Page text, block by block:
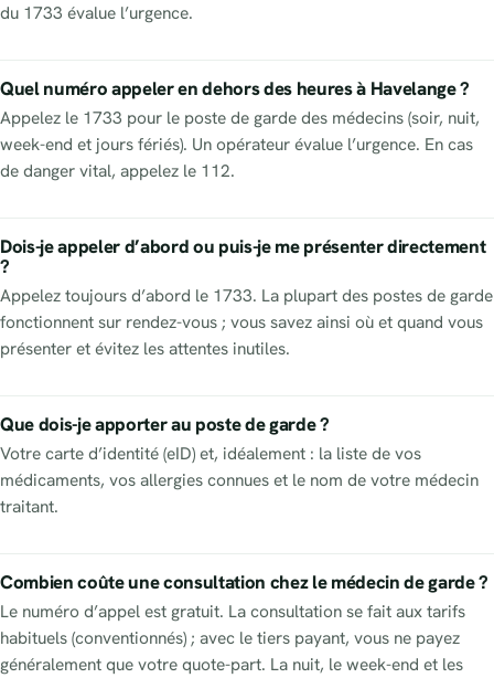
du 1733 évalue l’urgence.
Quel numéro appeler en dehors des heures à Havelange ?
Appelez le 1733 pour le poste de garde des médecins (soir, nuit,
week-end et jours fériés). Un opérateur évalue l’urgence. En cas
de danger vital, appelez le 112.
Dois-je appeler d’abord ou puis-je me présenter directement
?
Appelez toujours d’abord le 1733. La plupart des postes de garde
fonctionnent sur rendez-vous ; vous savez ainsi où et quand vous
présenter et évitez les attentes inutiles.
Que dois-je apporter au poste de garde ?
Votre carte d’identité (eID) et, idéalement : la liste de vos
médicaments, vos allergies connues et le nom de votre médecin
traitant.
Combien coûte une consultation chez le médecin de garde ?
Le numéro d’appel est gratuit. La consultation se fait aux tarifs
habituels (conventionnés) ; avec le tiers payant, vous ne payez
généralement que votre quote-part. La nuit, le week-end et les